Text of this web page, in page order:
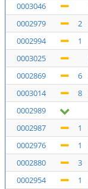
0003046
0002979
2
0002994
1
0003025
0002869
6
0003014
8
0002989
0002987
1
0002976
1
0002880
3
0002954
1